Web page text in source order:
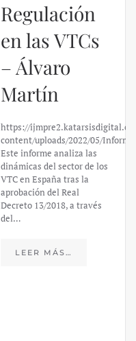
Regulación
en las VTCs
– Álvaro
Martín
https://
content/uploads/2022/05/
Este informe analiza las
dinámicas del sector de los
VTC en España tras la
aprobación del Real
Decreto 13/2018, a través
del…
LEER MÁS…